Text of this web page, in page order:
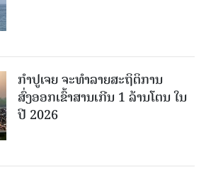
ກຳປູເຈຍ ຈະທຳລາຍສະຖິຕິການ
ສົ່ງອອກເຂົ້າສານເກີນ 1 ລ້ານໂຕນ ໃນ
ປີ 2026